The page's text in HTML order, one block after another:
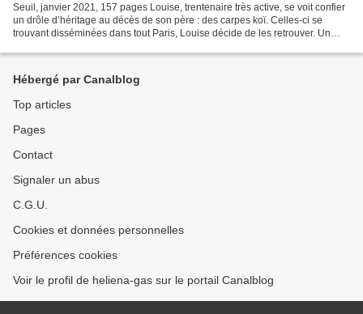
Seuil, janvier 2021, 157 pages Louise, trentenaire très active, se voit confier
un drôle d’héritage au décès de son père : des carpes koï. Celles-ci se
trouvant disséminées dans tout Paris, Louise décide de les retrouver. Un
Hébergé par Canalblog
Top articles
Pages
Contact
Signaler un abus
C.G.U.
Cookies et données personnelles
Préférences cookies
Voir le profil de heliena-gas sur le portail Canalblog